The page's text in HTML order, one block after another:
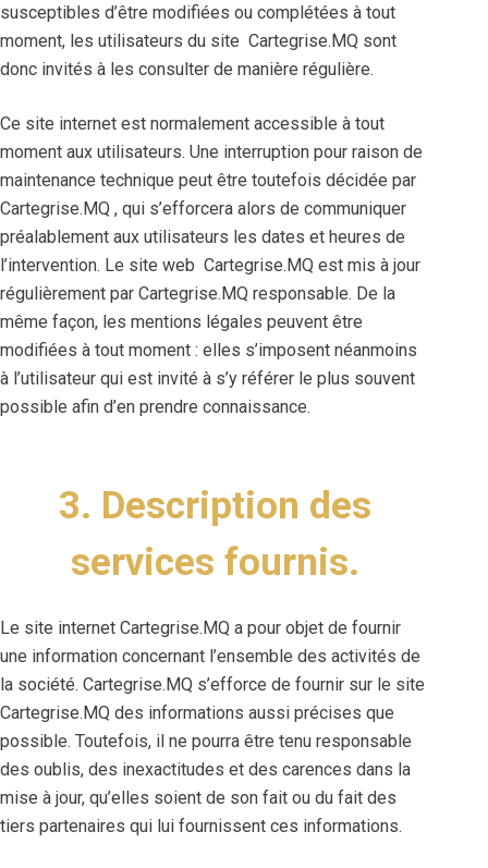
susceptibles d’être modifiées ou complétées à tout
moment, les utilisateurs du site Cartegrise.MQ sont
donc invités à les consulter de manière régulière.
Ce site internet est normalement accessible à tout
moment aux utilisateurs. Une interruption pour raison de
maintenance technique peut être toutefois décidée par
Cartegrise.MQ , qui s’efforcera alors de communiquer
préalablement aux utilisateurs les dates et heures de
l’intervention. Le site web Cartegrise.MQ est mis à jour
régulièrement par Cartegrise.MQ responsable. De la
même façon, les mentions légales peuvent être
modifiées à tout moment : elles s’imposent néanmoins
à l’utilisateur qui est invité à s’y référer le plus souvent
possible afin d’en prendre connaissance.
3. Description des
services fournis.
Le site internet Cartegrise.MQ a pour objet de fournir
une information concernant l’ensemble des activités de
la société. Cartegrise.MQ s’efforce de fournir sur le site
Cartegrise.MQ des informations aussi précises que
possible. Toutefois, il ne pourra être tenu responsable
des oublis, des inexactitudes et des carences dans la
mise à jour, qu’elles soient de son fait ou du fait des
tiers partenaires qui lui fournissent ces informations.